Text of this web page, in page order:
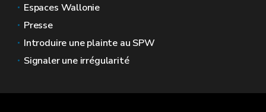
Espaces Wallonie
Presse
Introduire une plainte au SPW
Signaler une irrégularité